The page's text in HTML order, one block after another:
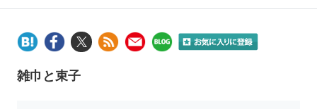
雑巾と束子